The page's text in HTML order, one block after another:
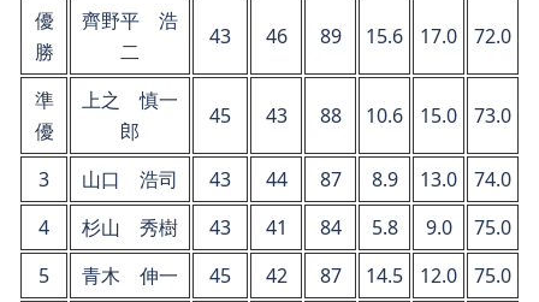
優
勝
齊野平 浩
二
43 46 89 15.6 17.0 72.0
準
優
上之 慎一
郎
45 43 88 10.6 15.0 73.0
3 山口 浩司 43 44 87 8.9 13.0
74.0
4
杉山 秀樹 43 41 84 5.8 9.0
75.0
5
青木 伸一 45 42 87 14.5 12.0
75.0